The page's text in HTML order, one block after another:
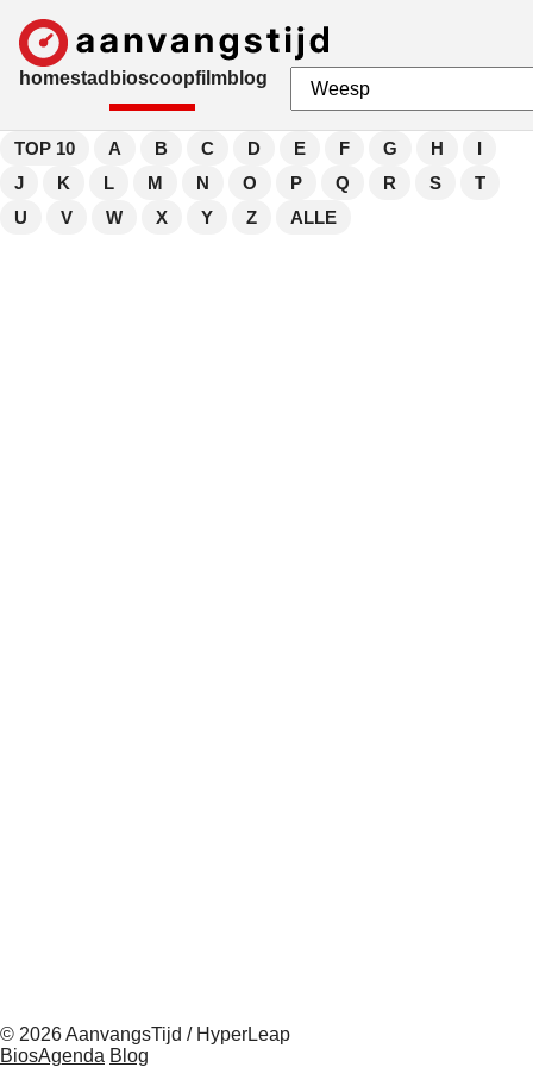
homestad bioscoopfilmblog
TOP 10 A B C D E F G H
I
J
K L M N O P Q R S
T
U
V W X Y Z ALLE
© 2026 AanvangsTijd / HyperLeap
BiosAgenda Blog